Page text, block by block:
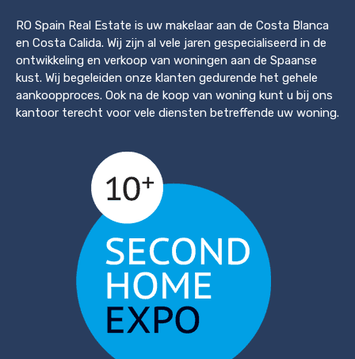
RO Spain Real Estate is uw makelaar aan de Costa Blanca
en Costa Calida. Wij zijn al vele jaren gespecialiseerd in de
ontwikkeling en verkoop van woningen aan de Spaanse
kust. Wij begeleiden onze klanten gedurende het gehele
aankoopproces. Ook na de koop van woning kunt u bij ons
kantoor terecht voor vele diensten betreffende uw woning.